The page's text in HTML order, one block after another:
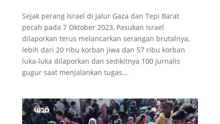
Sejak perang Israel di Jalur Gaza dan Tepi Barat
pecah pada 7 Oktober 2023, Pasukan Israel
dilaporkan terus melancarkan serangan brutalnya,
lebih dari 20 ribu korban jiwa dan 57 ribu korban
luka-luka dilaporkan dan sedikitnya 100 jurnalis
gugur saat menjalankan tugas...